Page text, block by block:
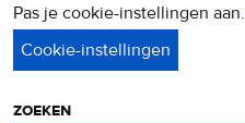
Pas je cookie-instellingen aan.
zoeken